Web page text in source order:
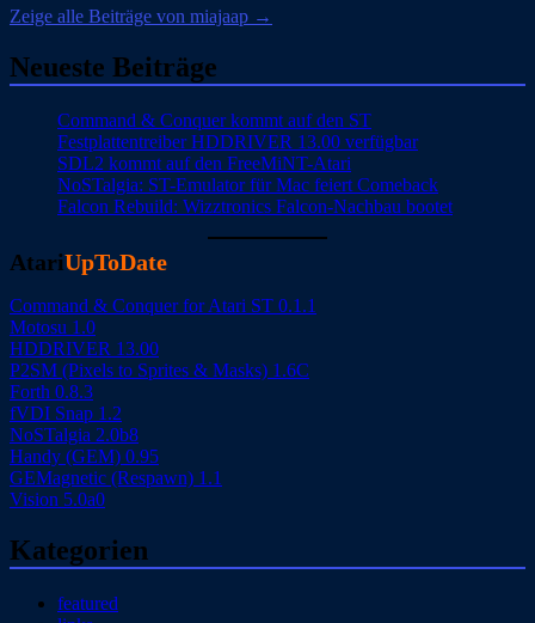
Zeige alle Beiträge von miajaap →
Neueste Beiträge
Command & Conquer kommt auf den ST
Festplattentreiber HDDRIVER 13.00 verfügbar
SDL2 kommt auf den FreeMiNT-Atari
NoSTalgia: ST-Emulator für Mac feiert Comeback
Falcon Rebuild: Wizztronics Falcon-Nachbau bootet
AtariUpToDate
Command & Conquer for Atari ST 0.1.1
Motosu 1.0
HDDRIVER 13.00
P2SM (Pixels to Sprites & Masks) 1.6C
Forth 0.8.3
fVDI Snap 1.2
NoSTalgia 2.0b8
Handy (GEM) 0.95
GEMagnetic (Respawn) 1.1
Vision 5.0a0
Kategorien
featured